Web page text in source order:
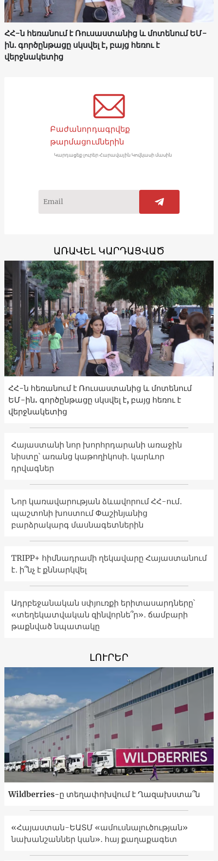
ՀՀ-ն հեռանում է Ռուսաստանից և մոտենում ԵՄ-
ին. գործընթացը սկսվել է, բայց հեռու է
վերջնակետից
Բաժանորդագրվեք
թարմացումներին
Կարդացեք լուրեր Հարավային Կովկասի մասին
ԱՌԱՎԵԼ ԿԱՐԴԱՑՎԱԾ
ՀՀ-ն հեռանում է Ռուսաստանից և մոտենում
ԵՄ-ին. գործընթացը սկսվել է, բայց հեռու է
վերջնակետից
Հայաստանի նոր խորհրդարանի առաջին
նիստը՝ առանց կաթողիկոսի. կարևոր
դրվագներ
Նոր կառավարության ձևավորում ՀՀ-ում․
պաշտոնի խոստում Փաշինյանից
բարձրակարգ մասնագետներին
TRIPP+ հիմնադրամի ղեկավարը Հայաստանում
է․ ի՞նչ է քննարկվել
Ադրբեջանական սփյուռքի երիտասարդները՝
«տեղեկատվական զինվորնե՞ր»․ ճամբարի
թաքնված նպատակը
ԼՈՒՐԵՐ
Wildberries-ը տեղափոխվում է Ղազախստա՞ն
«Հայաստան-ԵԱՏՄ «ամուսնալուծության»
նախանշաններ կան»․ հայ քաղաքագետ